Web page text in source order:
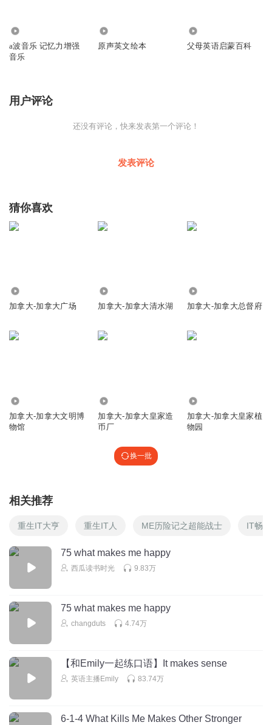
a波音乐 记忆力增强
音乐
原声英文绘本 父母英语启蒙百科
用户评论
还没有评论，快来发表第一个评论！
发表评论
猜你喜欢
加拿大-加拿大广场 加拿大-加拿大清水湖 加拿大-加拿大总督府
加拿大-加拿大文明博
物馆
加拿大-加拿大皇家造
币厂
加拿大-加拿大皇家植
物园
换一批
相关推荐
重生IT大亨 重生IT人 ME历险记之超能战士 IT畅
75 what makes me happy
西瓜读书时光 9.83万
75 what makes me happy
changduts 4.74万
【和Emily一起练口语】It makes sense
英语主播Emily 83.74万
6-1-4 What Kills Me Makes Other Stronger